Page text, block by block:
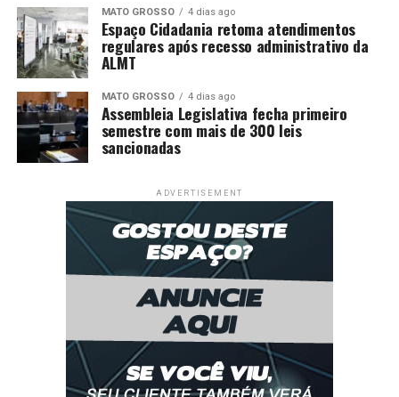
MATO GROSSO 4 dias ago
Espaço Cidadania retoma atendimentos
regulares após recesso administrativo da
ALMT
MATO GROSSO 4 dias ago
Assembleia Legislativa fecha primeiro
semestre com mais de 300 leis
sancionadas
ADVERTISEMENT